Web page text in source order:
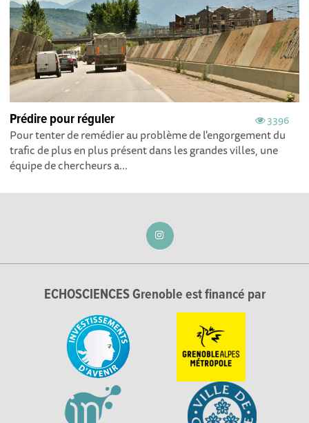
3396
Prédire pour réguler
Pour tenter de remédier au problème de l'engorgement du
trafic de plus en plus présent dans les grandes villes, une
équipe de chercheurs a...
ECHOSCIENCES Grenoble est financé par